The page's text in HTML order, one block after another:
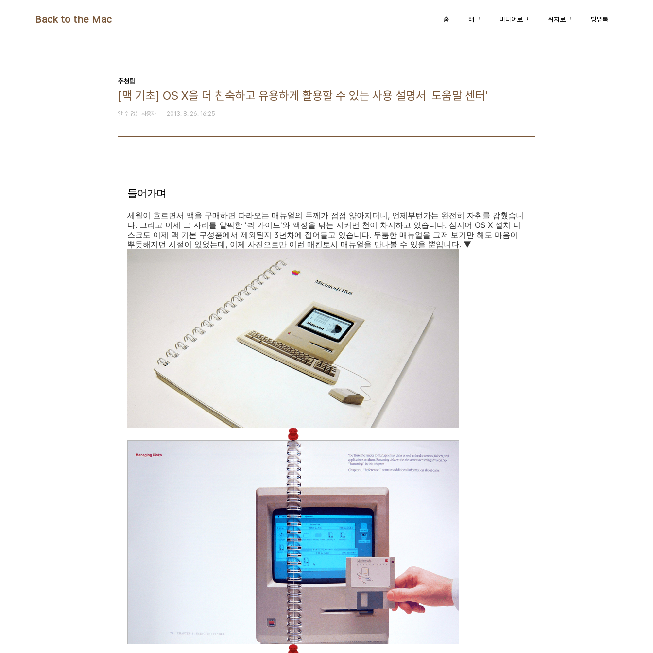
Back to the Mac 홈 태그 미디어로그 위치로그 방명록
추천팁
[맥 기초] OS X을 더 친숙하고 유용하게 활용할 수 있는 사용 설명서 '도움말 센터'
알 수 없는 사용자 2013. 8. 26. 16:25
들어가며
세월이 흐르면서 맥을 구매하면 따라오는 매뉴얼의 두께가 점점 얇아지더니, 언제부턴가는 완전히 자취를 감췄습니
다. 그리고 이제 그 자리를 얄팍한 '퀵 가이드'와 액정을 닦는 시커먼 천이 차지하고 있습니다. 심지어 OS X 설치 디
스크도 이제 맥 기본 구성품에서 제외된지 3년차에 접어들고 있습니다. 두툼한 매뉴얼을 그저 보기만 해도 마음이
뿌듯해지던 시절이 있었는데, 이제 사진으로만 이런 매킨토시 매뉴얼을 만나볼 수 있을 뿐입니다. ▼